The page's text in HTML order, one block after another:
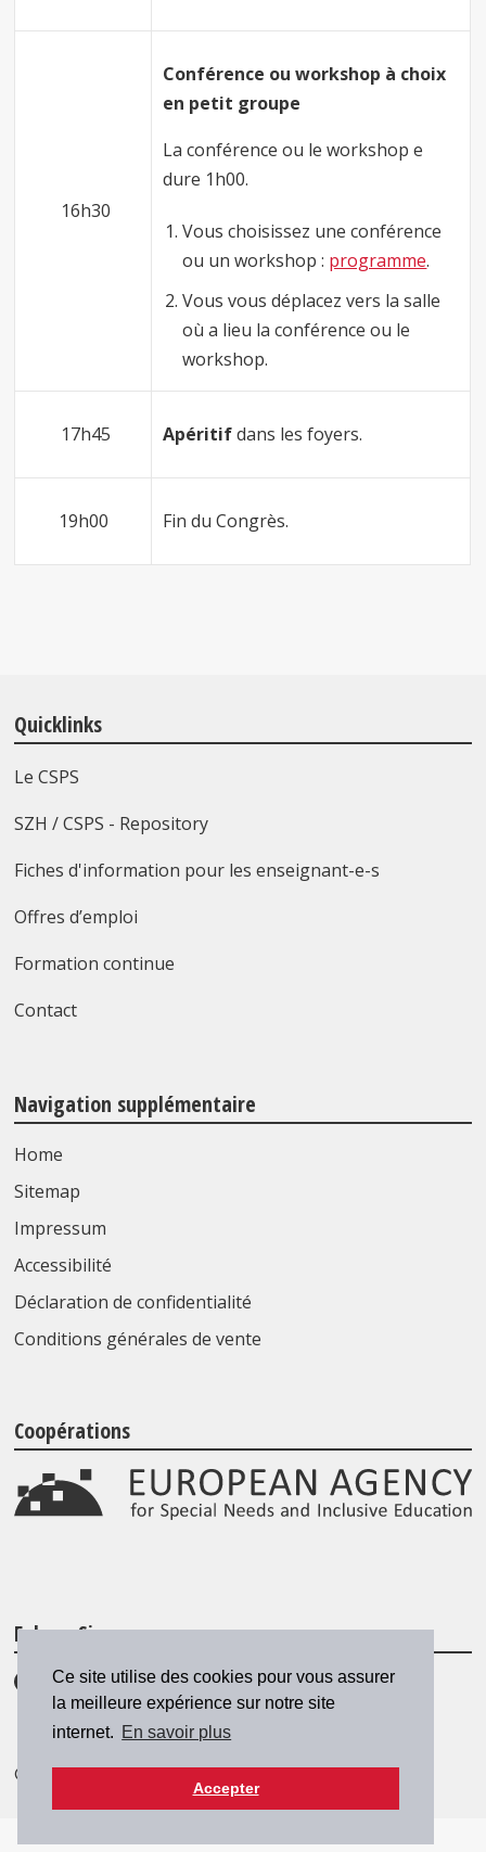
Ce site utilise des cookies pour vous assurer
la meilleure expérience sur notre site
internet. En savoir plus
Accepter
16h30
Conférence ou workshop à choix
en petit groupe
La conférence ou le workshop e
dure 1h00.
Vous choisissez une conférence
ou un workshop : programme.
Vous vous déplacez vers la salle
où a lieu la conférence ou le
workshop.
17h45 Apéritifdans les foyers.
19h00 Fin du Congrès.
Quicklinks
Le CSPS
SZH / CSPS - Repository
Fiches d'information pour les enseignant-e-s
Offres d’emploi
Formation continue
Contact
Navigation supplémentaire
Home
Sitemap
Impressum
Accessibilité
Déclaration de confidentialité
Conditions générales de vente
Coopérations
Folgen Sie uns
© 2026 SZH/CSPS|csps@csps.ch